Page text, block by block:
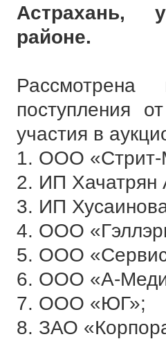
Астрахань,
районе.
поступления
участия в
1. ООО
2. ИП Хачатрян
3. ИП
4. ООО
5. ООО
6. ООО «А-
7. ООО «ЮГ»;
8. ЗАО